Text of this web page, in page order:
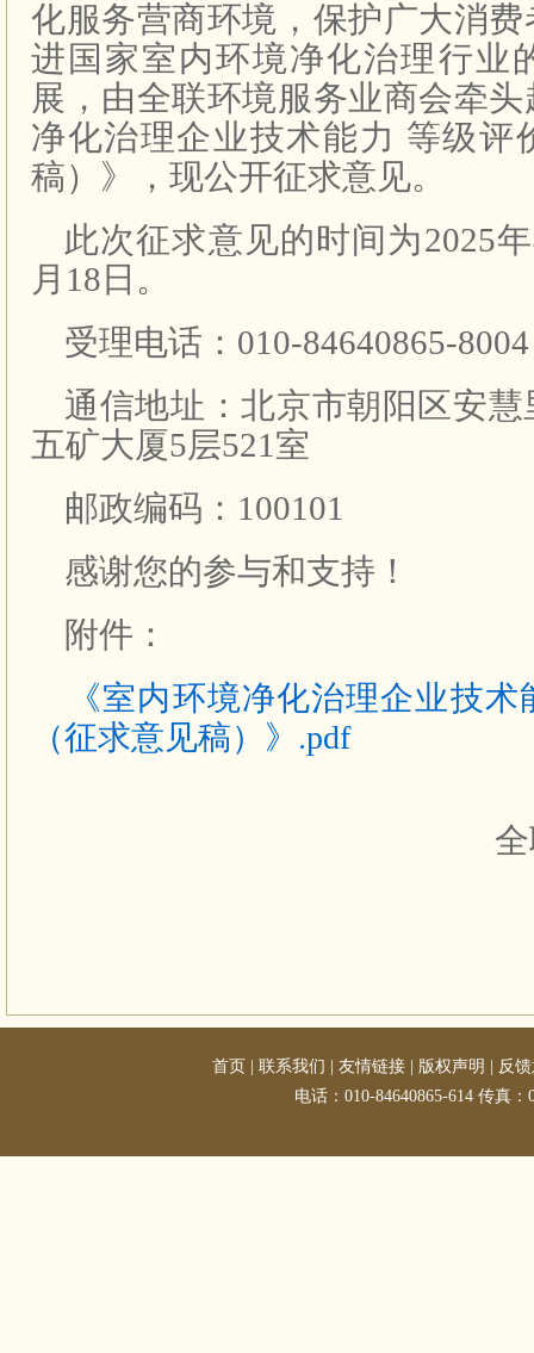
化服务营商环境，保护广大消
进国家室内环境净化治理行业
展，由全联环境服务业商会牵
净化治理企业技术能力 等级评
稿）》，现公开征求意见。
此次征求意见的时间为2025
月18日。
受理电话：010-84640865-8004
通信地址：北京市朝阳区安
五矿大厦5层521室
邮政编码：100101
感谢您的参与和支持！
附件：
《室内环境净化治理企业技
（征求意见稿）》.pdf
首页 联系我们 友情链接 版权声明
反
电话：010-84640865-614 传真